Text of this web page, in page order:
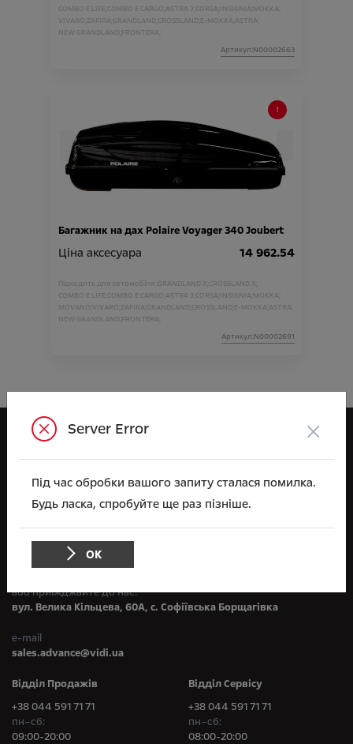
COMBO E LIFE; COMBO E CARGO; ASTRA J; CORSA; INSIGNIA; MOKKA;
VIVARO; ZAFIRA; GRANDLAND; CROSSLAND; E-MOKKA; ASTRA;
NEW GRANDLAND; FRONTERA;
Артикул:N00002663
Багажник на дах Polaire Voyager 340 Joubert
Ціна аксесуара 14 962.54
Підходить для автомобіля : GRANDLAND X; CROSSLAND X;
COMBO E LIFE; COMBO E CARGO; ASTRA J; CORSA; INSIGNIA; MOKKA;
MOVANO; VIVARO; ZAFIRA; GRANDLAND; CROSSLAND; E-MOKKA; ASTRA;
NEW GRANDLAND; FRONTERA;
Артикул:N00002691
Opel
ВІДІ Адванс
Зв'яжіться з нами
по телефону:
+38 044 591 71 71
або приїжджайте до нас:
вул. Велика Кільцева, 60А, с. Софіївська Борщагівка
e-mail
sales.advance@vidi.ua
Відділ Продажів
+38 044 591 71 71
пн–сб:
09:00-20:00
Відділ Сервісу
+38 044 591 71 71
пн–сб:
08:00-20:00
Server Error ×
Під час обробки вашого запиту сталася помилка.
Будь ласка, спробуйте ще раз пізніше.
ОК